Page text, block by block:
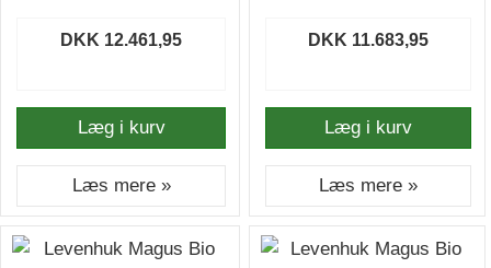
DKK 12.461,95
Læg i kurv
Læs mere »
DKK 11.683,95
Læg i kurv
Læs mere »